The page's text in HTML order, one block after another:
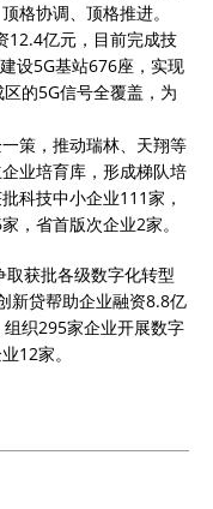
格协调、顶格推进。
12.4亿元，目前完成技
设5G基站676座，实现
的5G信号全覆盖，为
策，推动瑞林、天翔等
业培育库，形成梯队培
科技中小企业111家，
，省首版次企业2家。
获批各级数字化转型
新贷帮助企业融资8.8亿
织295家企业开展数字
12家。